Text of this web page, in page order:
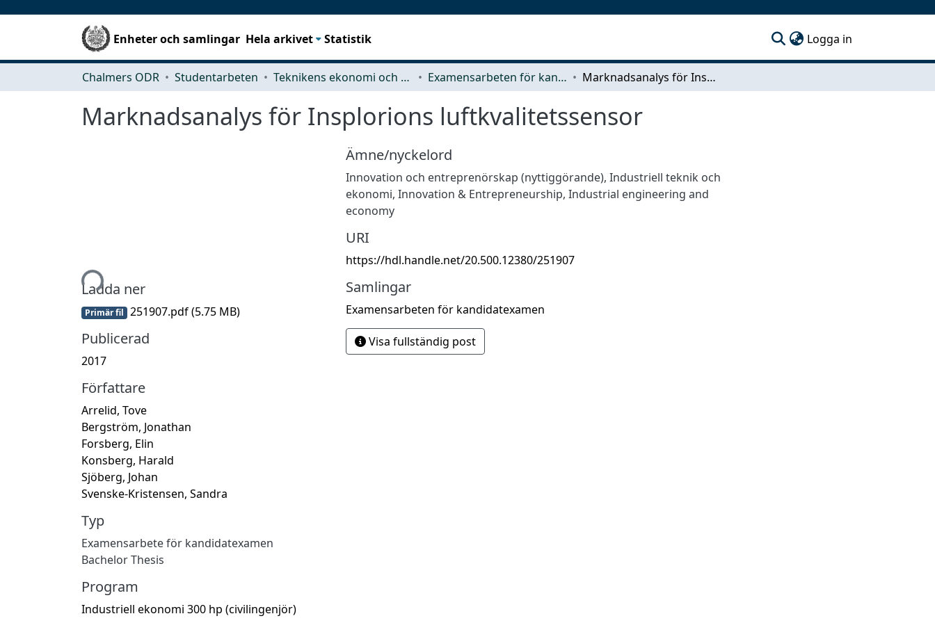
Enheter och samlingar Hela arkivet Statistik Logga in
Chalmers ODR Studentarbeten Teknikens ekonomi och organisation Examensarbeten för kandidatexamen Marknadsanalys för Insplorions luftkvalitetssensor
Marknadsanalys för Insplorions luftkvalitetssensor
Hämtar...
Ladda ner
Primär fil 251907.pdf(5.75 MB)
Publicerad
2017
Författare
Arrelid, Tove
Bergström, Jonathan
Forsberg, Elin
Konsberg, Harald
Sjöberg, Johan
Svenske-Kristensen, Sandra
Typ
Examensarbete för kandidatexamen
Bachelor Thesis
Program
Industriell ekonomi 300 hp (civilingenjör)
Ämne/nyckelord
Innovation och entreprenörskap (nyttiggörande), Industriell teknik och
ekonomi, Innovation & Entrepreneurship, Industrial engineering and
economy
URI
https://hdl.handle.net/20.500.12380/251907
Samlingar
Examensarbeten för kandidatexamen
Visa fullständig post